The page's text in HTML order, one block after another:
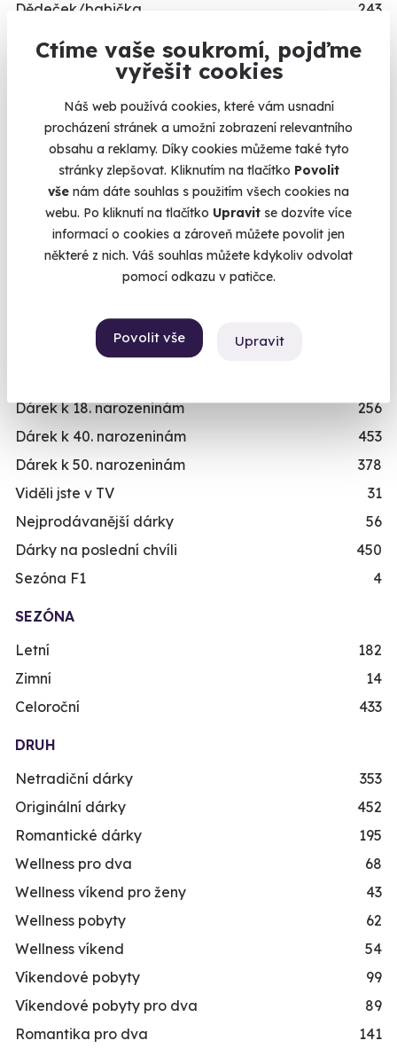
Ctíme vaše soukromí, pojďme
vyřešit cookies
Náš web používá cookies, které vám usnadní
procházení stránek a umožní zobrazení relevantního
obsahu a reklamy. Díky cookies můžeme také tyto
stránky zlepšovat. Kliknutím na tlačítko Povolit
vše nám dáte souhlas s použitím všech cookies na
webu. Po kliknutí na tlačítko Upravit se dozvíte více
informací o cookies a zároveň můžete povolit jen
některé z nich. Váš souhlas můžete kdykoliv odvolat
pomocí odkazu v patičce.
Povolit vše Upravit
Dědeček/babička
243
Dítě/dítko
Relaxační zážitky
Adrenalinové zážitky
Vzdělávací zážitky
PŘILEŽITOST
Svatební dary
Vánoční dárky
Dárky k výročí
Dárek k promoci
Dárek k 18. narozeninám
256
Dárek k 40. narozeninám
453
Dárek k 50. narozeninám
378
Viděli jste v TV
31
Nejprodávanější dárky
56
Dárky na poslední chvíli
450
Sezóna F1
4
SEZÓNA
Letní
182
Zimní
14
Celoroční
433
DRUH
Netradiční dárky
353
Originální dárky
452
Romantické dárky
195
Wellness pro dva
68
Wellness víkend pro ženy
43
Wellness pobyty
62
Wellness víkend
54
Víkendové pobyty
99
Víkendové pobyty pro dva
89
Romantika pro dva
141